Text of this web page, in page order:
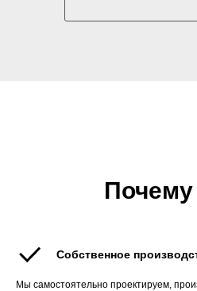
Собственное
Мы самостоятельно проектируем,